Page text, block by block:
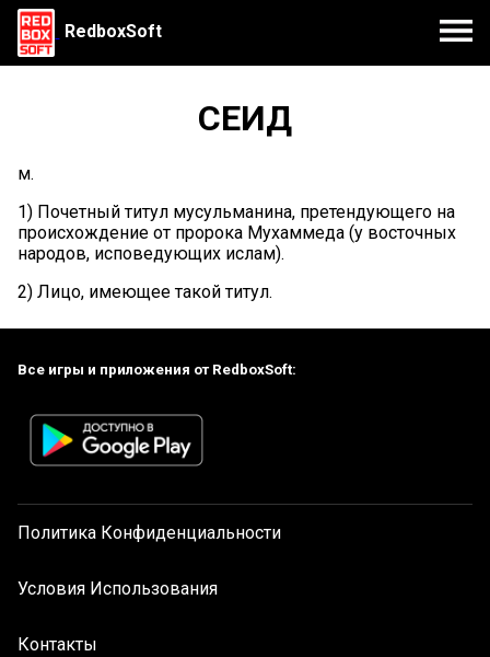
RedboxSoft
СЕИД
м.
1) Почетный титул мусульманина, претендующего на
происхождение от пророка Мухаммеда (у восточных
народов, исповедующих ислам).
2) Лицо, имеющее такой титул.
Все игры и приложения от RedboxSoft:
Политика Конфиденциальности
Условия Использования
Контакты